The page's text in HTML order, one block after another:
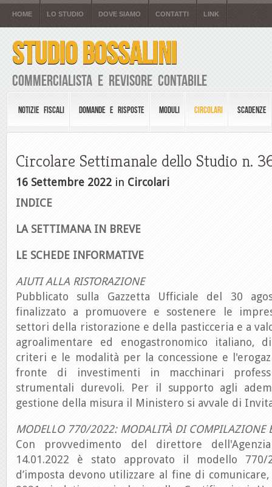
HOME LO STUDIO DOVE SIAMO CONTATTI LINK
STUDIO BOSSALINI
Commercialista e Revisore Contabile
NOTIZIE FISCALI DOMANDE E RISPOSTE MODULI CIRCOLARI SCADENZE
Circolare Settimanale dello Studio n.
16 Settembre 2022 in Circolari
INDICE
LA SETTIMANA IN BREVE
LE SCHEDE INFORMATIVE
AIUTI ALLA RISTORAZIONE
Pubblicato sulla Gazzetta Ufficiale del 30
finalizzato a promuovere e sostenere le
settori della ristorazione e della pasticceria e a
agroalimentare ed enogastronomico italiano,
criteri e le modalità per la concessione e
fronte di investimenti in macchinari
strumentali durevoli. Per il supporto agli
gestione della misura il Ministero si avvale di
MODELLO 770/2022: MODALITÀ DI COMPILAZIONE
Con provvedimento del direttore
14.01.2022 è stato approvato il modello
d’imposta devono utilizzare al fine di comunicare,